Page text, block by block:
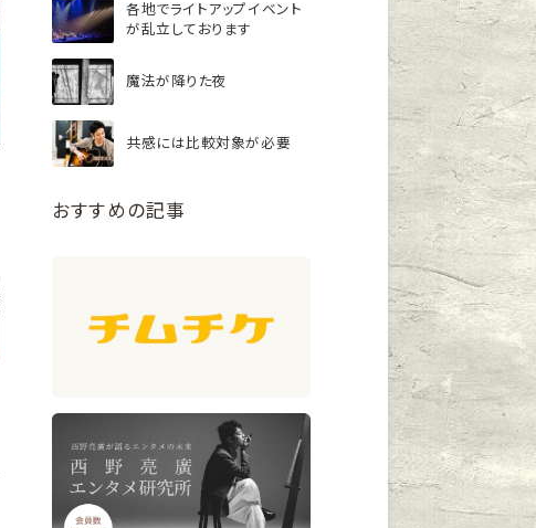
各地でライトアップイベント
が乱立しております
魔法が降りた夜
共感には比較対象が必要
おすすめの記事